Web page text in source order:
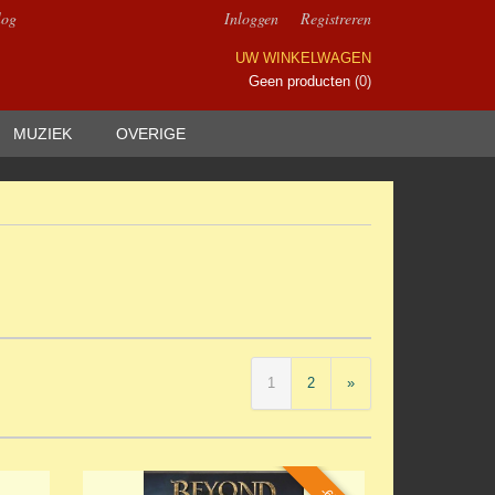
Inloggen Registreren
UW WINKELWAGEN
Geen producten (0)
MUZIEK OVERIGE
1 2 »